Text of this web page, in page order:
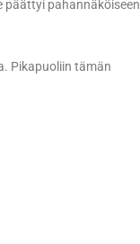
päättyi pahannäköiseen
Pikapuoliin tämän